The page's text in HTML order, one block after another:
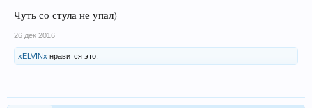
Чуть со стула не упал)
26 дек 2016
xELVINx нравится это.